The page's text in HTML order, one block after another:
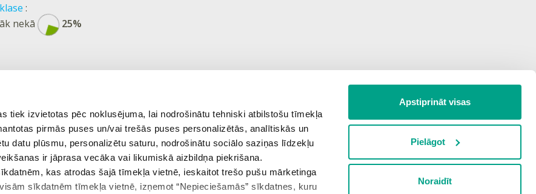
tiek izvietotas pēc noklusējuma, lai nodrošinātu tehniski atbilstošu tīmekļa
pirmās puses un/vai trešās puses personalizētās, analītiskās un
datu plūsmu, personalizētu saturu, nodrošinātu sociālo saziņas līdzekļu
ir jāprasa vecāka vai likumiskā aizbildņa piekrišana.
kas atrodas šajā tīmekļa vietnē, ieskaitot trešo pušu mārketinga
sīkdatnēm tīmekļa vietnē, izņemot “Nepieciešamās” sīkdatnes, kuru
Apstiprināt visas
Pielāgot
Noraidīt
:
nekā 25%